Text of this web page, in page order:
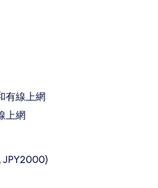
有線上網
上網
JPY2000)